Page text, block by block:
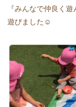
『みんなで仲良く
遊びました☺️